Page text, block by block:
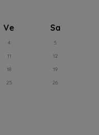
Ve Sa
4
5
11
12
18
19
25
26